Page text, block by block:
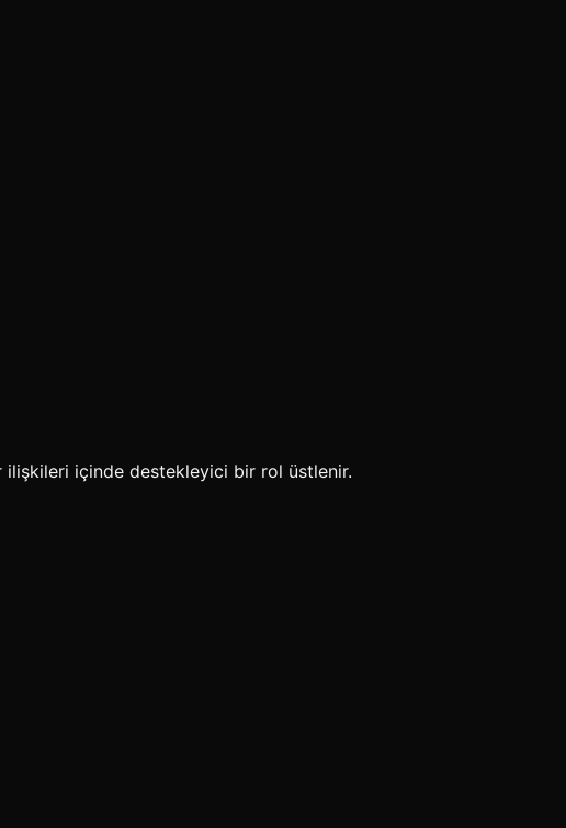
ilişkileri içinde destekleyici bir rol üstlenir.